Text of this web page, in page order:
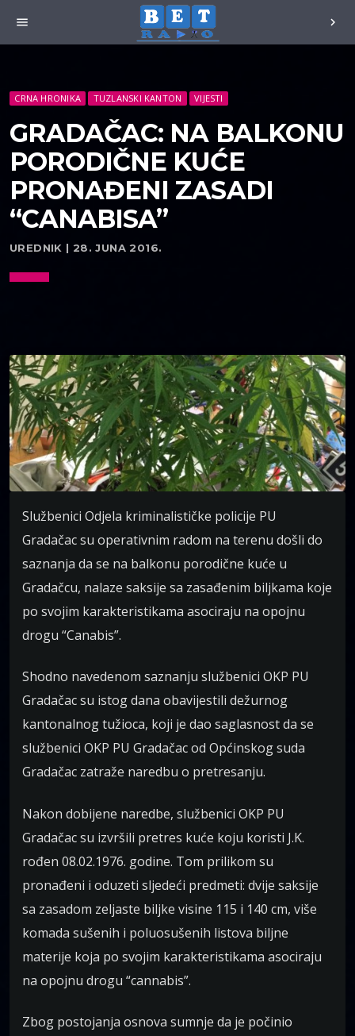
menu chevron_right
CRNA HRONIKA TUZLANSKI KANTON VIJESTI
GRADAČAC: NA BALKONU
PORODIČNE KUĆE
PRONAĐENI ZASADI
“CANABISA”
UREDNIK | 28. JUNA 2016.
Službenici Odjela kriminalističke policije PU
Gradačac su operativnim radom na terenu došli do
saznanja da se na balkonu porodične kuće u
Gradačcu, nalaze saksije sa zasađenim biljkama koje
po svojim karakteristikama asociraju na opojnu
drogu “Canabis”.
Shodno navedenom saznanju službenici OKP PU
Gradačac su istog dana obavijestili dežurnog
kantonalnog tužioca, koji je dao saglasnost da se
službenici OKP PU Gradačac od Općinskog suda
Gradačac zatraže naredbu o pretresanju.
Nakon dobijene naredbe, službenici OKP PU
Gradačac su izvršili pretres kuće koju koristi J.K.
rođen 08.02.1976. godine. Tom prilikom su
pronađeni i oduzeti sljedeći predmeti: dvije saksije
sa zasadom zeljaste biljke visine 115 i 140 cm, više
komada sušenih i poluosušenih listova biljne
materije koja po svojim karakteristikama asociraju
na opojnu drogu “cannabis”.
Zbog postojanja osnova sumnje da je počinio